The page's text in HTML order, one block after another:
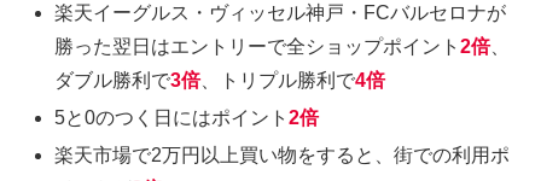
楽天イーグルス・ヴィッセル神戸・FCバルセロナが
勝った翌日はエントリーで全ショップポイント2倍、
ダブル勝利で3倍、トリプル勝利で4倍
5と0のつく日にはポイント2倍
楽天市場で2万円以上買い物をすると、街での利用ポ